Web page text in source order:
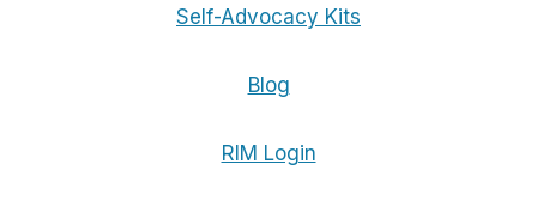
Self-Advocacy Kits
Blog
RIM Login